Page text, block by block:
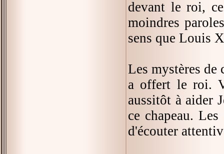
devant le roi,
moindres
sens que Louis
Les mystères de
a offert le roi.
aussitôt à aider
ce chapeau.
d'écouter